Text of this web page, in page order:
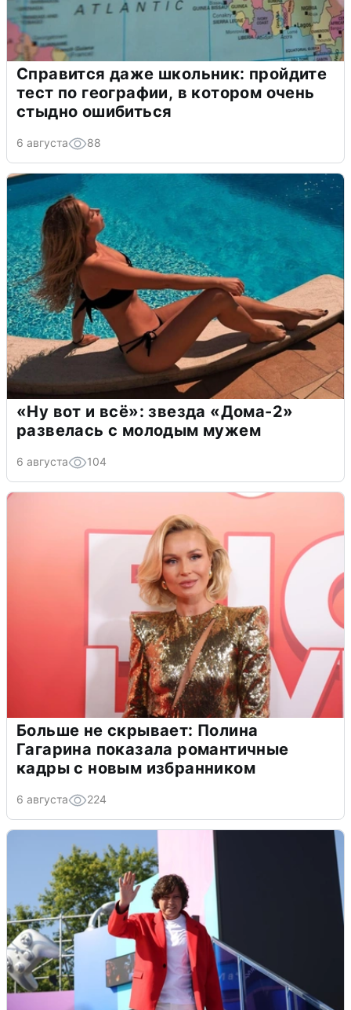
Справится даже школьник: пройдите
тест по географии, в котором очень
стыдно ошибиться
6 августа 88
«Ну вот и всё»: звезда «Дома-2»
развелась с молодым мужем
6 августа 104
Больше не скрывает: Полина
Гагарина показала романтичные
кадры с новым избранником
6 августа 224